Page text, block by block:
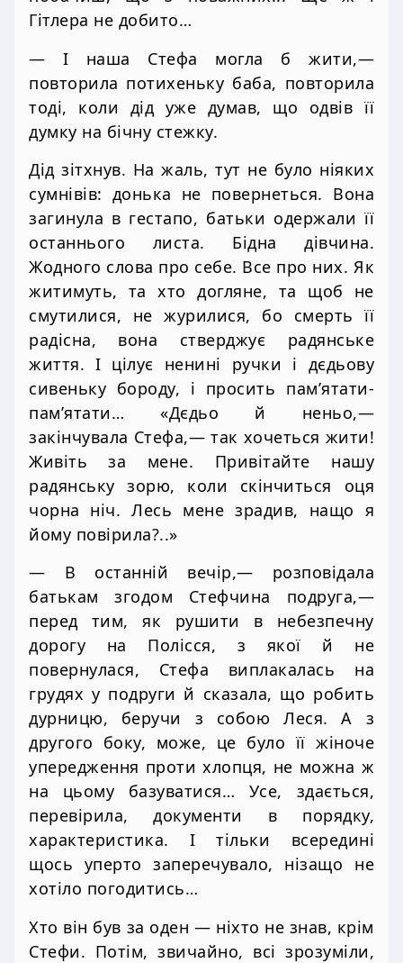
Гітлера не добито…
— І наша Стефа могла б жити,—
повторила потихеньку баба, повторила
тоді, коли дід уже думав, що одвів її
думку на бічну стежку.
Дід зітхнув. На жаль, тут не було ніяких
сумнівів: донька не повернеться. Вона
загинула в гестапо, батьки одержали її
останнього листа. Бідна дівчина.
Жодного слова про себе. Все про них. Як
житимуть, та хто догляне, та щоб не
смутилися, не журилися, бо смерть її
радісна, вона стверджує радянське
життя. І цілує ненині ручки і дєдьову
сивеньку бороду, і просить пам’ятати-
пам’ятати… «Дєдьо й неньо,—
закінчувала Стефа,— так хочеться жити!
Живіть за мене. Привітайте нашу
радянську зорю, коли скінчиться оця
чорна ніч. Лесь мене зрадив, нащо я
йому повірила?..»
— В останній вечір,— розповідала
батькам згодом Стефчина подруга,—
перед тим, як рушити в небезпечну
дорогу на Полісся, з якої й не
повернулася, Стефа виплакалась на
грудях у подруги й сказала, що робить
дурницю, беручи з собою Леся. А з
другого боку, може, це було її жіноче
упередження проти хлопця, не можна ж
на цьому базуватися… Усе, здається,
перевірила, документи в порядку,
характеристика. І тільки всередині
щось уперто заперечувало, нізащо не
хотіло погодитись…
Хто він був за оден — ніхто не знав, крім
Стефи. Потім, звичайно, всі зрозуміли,